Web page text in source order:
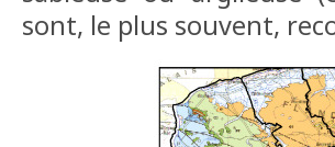
sont, le plus souvent,